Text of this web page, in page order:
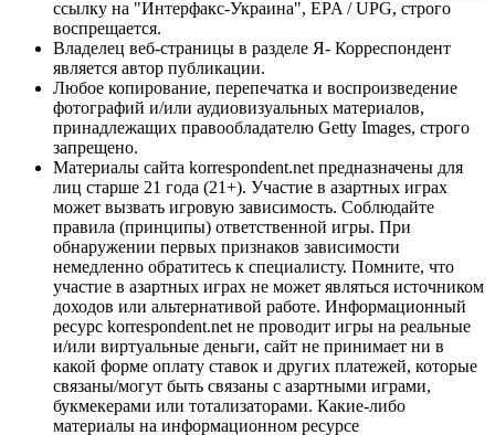
ссылку на "Интерфакс-Украина", EPA / UPG, строго
воспрещается.
Владелец веб-страницы в разделе Я- Корреспондент
является автор публикации.
Любое копирование, перепечатка и воспроизведение
фотографий и/или аудиовизуальных материалов,
принадлежащих правообладателю Getty Images, строго
запрещено.
Материалы сайта korrespondent.net предназначены для
лиц старше 21 года (21+). Участие в азартных играх
может вызвать игровую зависимость. Соблюдайте
правила (принципы) ответственной игры. При
обнаружении первых признаков зависимости
немедленно обратитесь к специалисту. Помните, что
участие в азартных играх не может являться источником
доходов или альтернативой работе. Информационный
ресурс korrespondent.net не проводит игры на реальные
и/или виртуальные деньги, сайт не принимает ни в
какой форме оплату ставок и других платежей, которые
связаны/могут быть связаны с азартными играми,
букмекерами или тотализаторами. Какие-либо
материалы на информационном ресурсе